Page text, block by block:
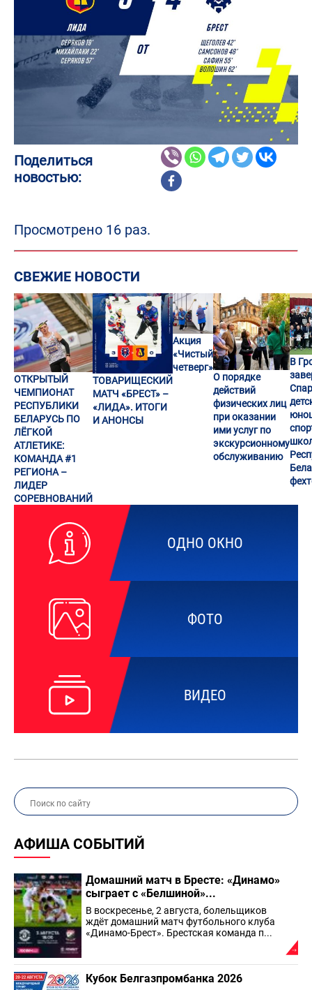
ОДНО ОКНО
ФОТО
ВИДЕО
АФИША СОБЫТИЙ
Домашний матч в Бресте: «Динамо»
сыграет с «Белшиной»...
В воскресенье, 2 августа, болельщиков
ждёт домашний матч футбольного клуба
«Динамо-Брест». Брестская команда п...
Кубок Белгазпромбанка 2026
Поделиться
новостью:
Просмотрено 16 раз.
СВЕЖИЕ НОВОСТИ
ОТКРЫТЫЙ
ЧЕМПИОНАТ
РЕСПУБЛИКИ
БЕЛАРУСЬ ПО
ЛЁГКОЙ
АТЛЕТИКЕ:
КОМАНДА #1
РЕГИОНА –
ЛИДЕР
СОРЕВНОВАНИЙ
ТОВАРИЩЕСКИЙ
МАТЧ «БРЕСТ» –
«ЛИДА». ИТОГИ
И АНОНСЫ
Акция
«Чистый
четверг»
О порядке
действий
физических лиц
при оказании
ими услуг по
экскурсионному
обслуживанию
В